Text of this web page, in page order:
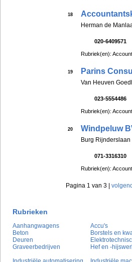
18
Herman de
020-6409571
Rubriek(en):
19 Parins
Van Heuven
023-5554486
Rubriek(en):
20 Windpeluw
Burg Rijnderslaan
071-3316310
Rubriek(en):
Pagina 1 van 3 |
Rubrieken
Aanhangwagens Accu's
Beton
Borstels en
Deuren
Graveerbedrijven
Hef en -